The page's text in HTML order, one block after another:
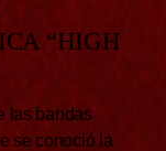
“HIGH
las bandas
se conoció la